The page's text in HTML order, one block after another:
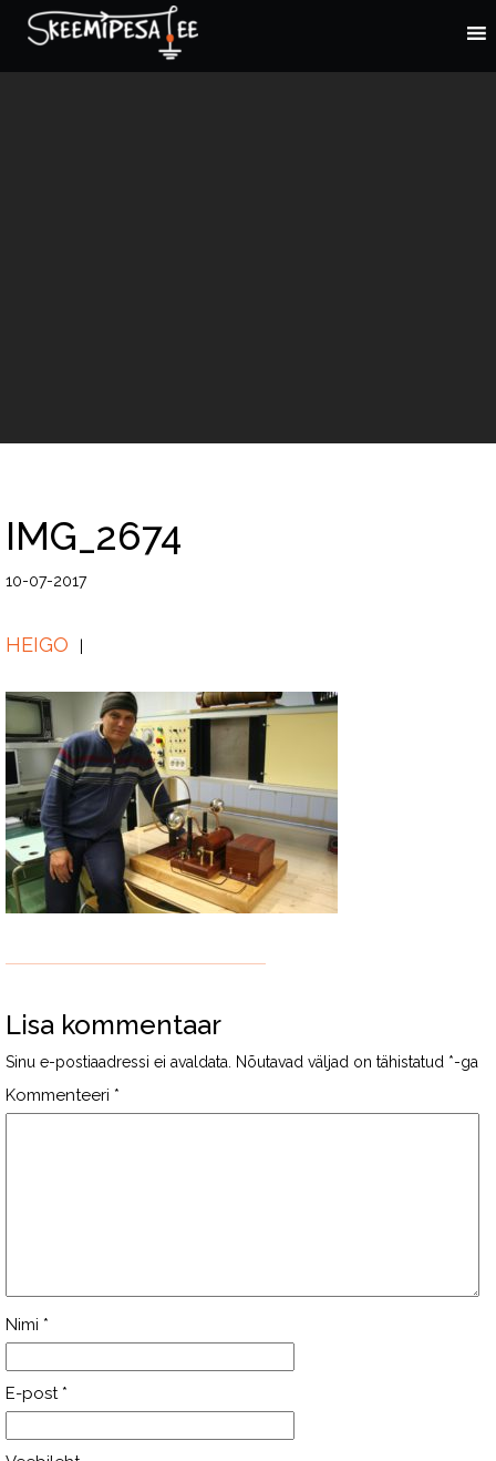
IMG_2674
10-07-2017
HEIGO
Lisa kommentaar
Sinu e-postiaadressi ei avaldata. Nõutavad väljad on tähistatud *-ga
Kommenteeri *
Nimi *
E-post *